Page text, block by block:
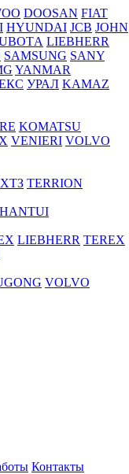
DOOSAN FIAT
HYUNDAI JCB JOHN
LIEBHERR
SAMSUNG SANY
YANMAR
УРАЛ KAMAZ
KOMATSU
VENIERI VOLVO
ХТЗ TERRION
LIEBHERR TEREX
VOLVO
Контакты